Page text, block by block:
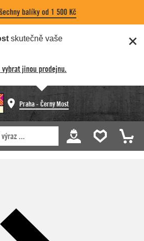
balíky od 1 500 Kč
skutečně vaše
vybrat jinou prodejnu.
Praha - Černý Most